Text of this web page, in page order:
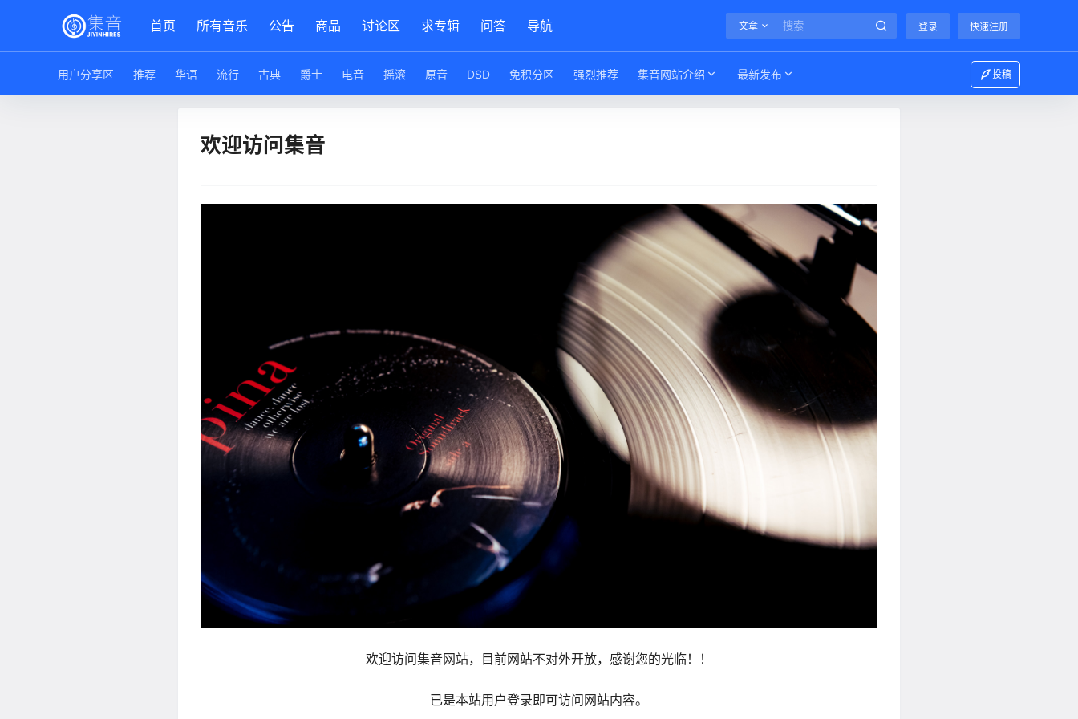
首页 所有音乐 公告 商品 讨论区 求专辑 问答 导航 文章 登录 快速注册
用户分享区 推荐 华语 流行 古典 爵士 电音 摇滚 原音 DSD 免积分区 强烈推荐 集音网站介绍 最新发布 投稿
欢迎访问集音
欢迎访问集音网站，目前网站不对外开放，感谢您的光临！！
已是本站用户登录即可访问网站内容。